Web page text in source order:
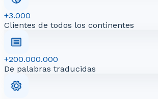
+3.000
Clientes de todos los continentes
+200.000.000
De palabras traducidas